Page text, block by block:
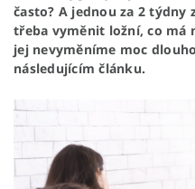
často? A jednou za 2 týdny
třeba vyměnit ložní, co má
jej nevyměníme moc
následujícím článku.